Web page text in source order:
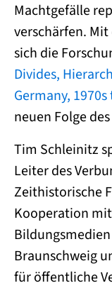
Machtgefälle
verschärfen.
sich die
Divides,
Germany, 1970s
neuen Folge
Tim Schleinitz
Leiter des
Zeithistorische
Kooperation
Braunschweig
für öffentliche